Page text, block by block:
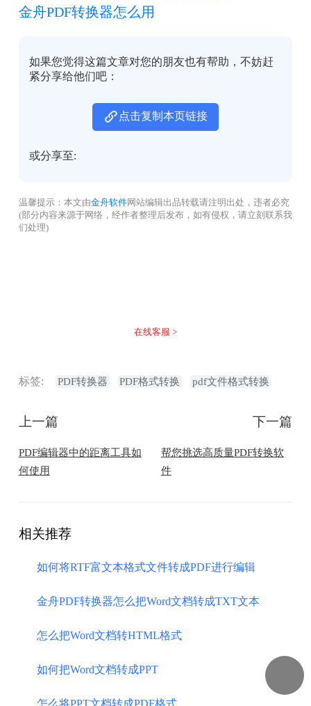
金舟PDF转换器怎么用
如果您觉得这篇文章对您的朋友也有帮助，不妨赶
紧分享给他们吧：
点击复制本页链接
或分享至:
温馨提示：本文由金舟软件网站编辑出品转载请注明出处，违者必究
(部分内容来源于网络，经作者整理后发布，如有侵权，请立刻联系我
们处理)
在线客服 >
标签: PDF转换器 PDF格式转换 pdf文件格式转换
上一篇
PDF编辑器中的距离工具如
何使用
下一篇
帮您挑选高质量PDF转换软
件
相关推荐
如何将RTF富文本格式文件转成PDF进行编辑
金舟PDF转换器怎么把Word文档转成TXT文本
怎么把Word文档转HTML格式
如何把Word文档转成PPT
怎么将PPT文档转成PDF格式